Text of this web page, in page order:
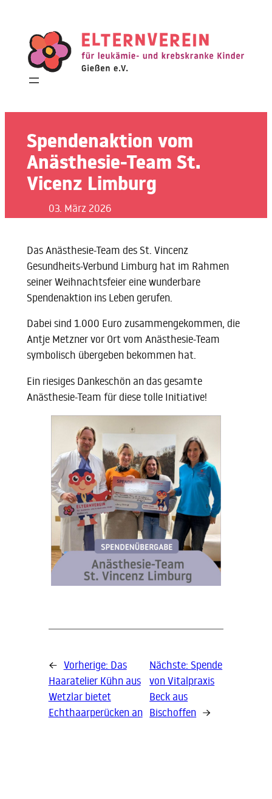
springen
Spendenaktion vom
Anästhesie-Team St.
Vicenz Limburg
03. März 2026
Das Anästhesie-Team des St. Vincenz
Gesundheits-Verbund Limburg hat im Rahmen
seiner Weihnachtsfeier eine wunderbare
Spendenaktion ins Leben gerufen.
Dabei sind 1.000 Euro zusammengekommen, die
Antje Metzner vor Ort vom Anästhesie-Team
symbolisch übergeben bekommen hat.
Ein riesiges Dankeschön an das gesamte
Anästhesie-Team für diese tolle Initiative!
← Vorherige: Das
Haaratelier Kühn aus
Wetzlar bietet
Echthaarperücken an
Nächste: Spende
von Vitalpraxis
Beck aus
Bischoffen →